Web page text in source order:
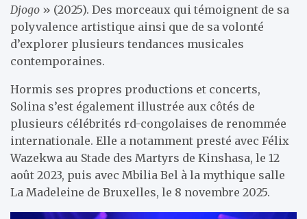
Djogo » (2025). Des morceaux qui témoignent de sa
polyvalence artistique ainsi que de sa volonté
d’explorer plusieurs tendances musicales
contemporaines.
Hormis ses propres productions et concerts,
Solina s’est également illustrée aux côtés de
plusieurs célébrités rd-congolaises de renommée
internationale. Elle a notamment presté avec Félix
Wazekwa au Stade des Martyrs de Kinshasa, le 12
août 2023, puis avec Mbilia Bel à la mythique salle
La Madeleine de Bruxelles, le 8 novembre 2025.